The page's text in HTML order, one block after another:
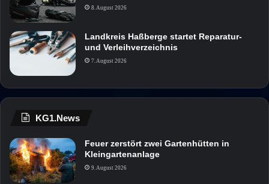
8. August 2026
Landkreis Haßberge startet Reparatur-
und Verleihverzeichnis
7. August 2026
KG1.News
Feuer zerstört zwei Gartenhütten in
Kleingartenanlage
9. August 2026